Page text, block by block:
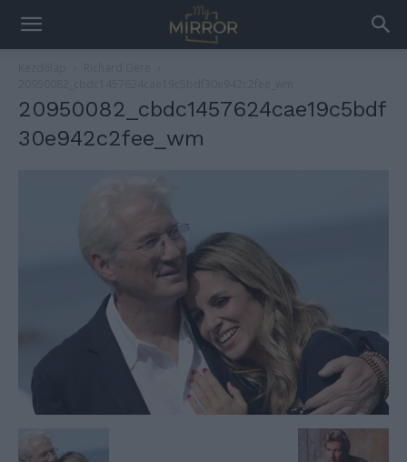
20950082_cbdc1457624cae19c5bdf
30e942c2fee_wm